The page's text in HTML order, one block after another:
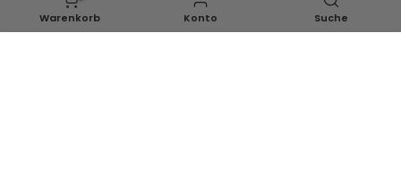
Instagram
Facebook
Warenkorb Konto Suche